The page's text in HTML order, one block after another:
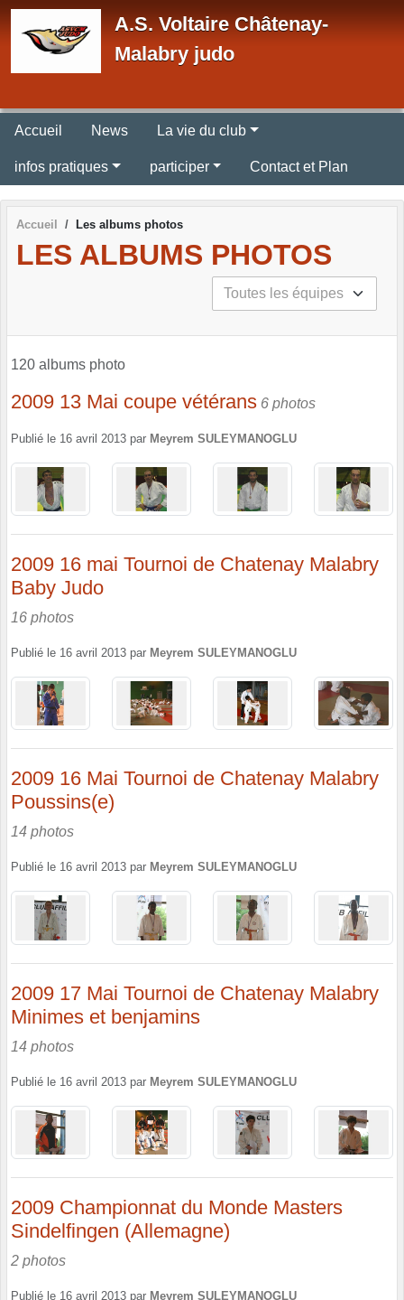
A.S. Voltaire Châtenay-
Malabry judo
Accueil News La vie du club
infos pratiques participer Contact et Plan
Accueil Les albums photos
LES ALBUMS PHOTOS
120 albums photo
2009 13 Mai coupe vétérans 6 photos
Publié le 16 avril 2013 par Meyrem SULEYMANOGLU
2009 16 mai Tournoi de Chatenay Malabry
Baby Judo
16 photos
Publié le 16 avril 2013 par Meyrem SULEYMANOGLU
2009 16 Mai Tournoi de Chatenay Malabry
Poussins(e)
14 photos
Publié le 16 avril 2013 par Meyrem SULEYMANOGLU
2009 17 Mai Tournoi de Chatenay Malabry
Minimes et benjamins
14 photos
Publié le 16 avril 2013 par Meyrem SULEYMANOGLU
2009 Championnat du Monde Masters
Sindelfingen (Allemagne)
2 photos
Publié le 16 avril 2013 par Meyrem SULEYMANOGLU
Panneau de gestion des cookies